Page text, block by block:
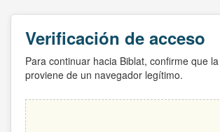
Verificación de acceso
Para continuar hacia Biblat, confirme que
proviene de un navegador legítimo.